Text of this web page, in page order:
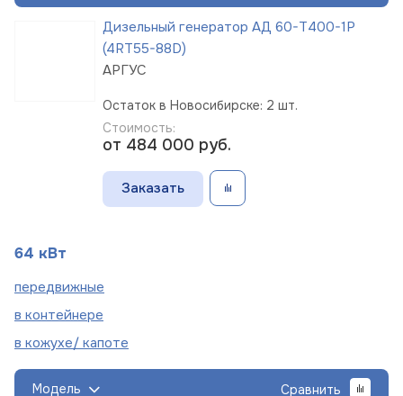
Дизельный генератор АД 60-Т400-1Р
(4RT55-88D)
АРГУС
Остаток в Новосибирске: 2 шт.
Стоимость:
от 484 000 руб.
Заказать
64 кВт
передвижные
в контейнере
в кожухе/ капоте
Модель Сравнить